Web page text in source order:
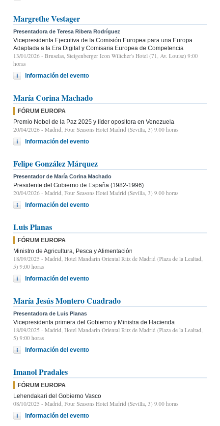
Margrethe Vestager
Presentadora de Teresa Ribera Rodríguez
Vicepresidenta Ejecutiva de la Comisión Europea para una Europa
Adaptada a la Era Digital y Comisaria Europea de Competencia
13/01/2026 - Bruselas, Steigenberger Icon Wiltcher's Hotel (71, Av. Louise) 9:00
horas
Información del evento
María Corina Machado
FÓRUM EUROPA
Premio Nobel de la Paz 2025 y líder opositora en Venezuela
20/04/2026 - Madrid, Four Seasons Hotel Madrid (Sevilla, 3) 9.00 horas
Información del evento
Felipe González Márquez
Presentador de María Corina Machado
Presidente del Gobierno de España (1982-1996)
20/04/2026 - Madrid, Four Seasons Hotel Madrid (Sevilla, 3) 9.00 horas
Información del evento
Luis Planas
FÓRUM EUROPA
Ministro de Agricultura, Pesca y Alimentación
18/09/2025 - Madrid, Hotel Mandarin Oriental Ritz de Madrid (Plaza de la Lealtad,
5) 9:00 horas
Información del evento
María Jesús Montero Cuadrado
Presentadora de Luis Planas
Vicepresidenta primera del Gobierno y Ministra de Hacienda
18/09/2025 - Madrid, Hotel Mandarin Oriental Ritz de Madrid (Plaza de la Lealtad,
5) 9:00 horas
Información del evento
Imanol Pradales
FÓRUM EUROPA
Lehendakari del Gobierno Vasco
08/10/2025 - Madrid, Four Seasons Hotel Madrid (Sevilla, 3) 9.00 horas
Información del evento